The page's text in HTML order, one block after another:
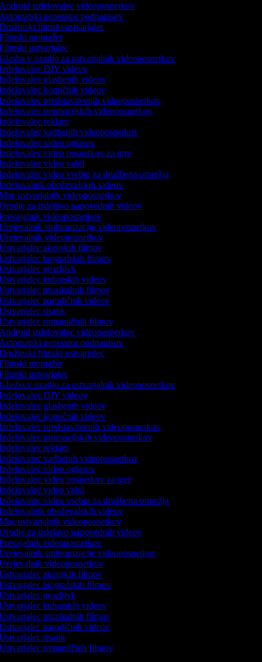
izdelovalec videoposnetkov
generator podnapisov
filmski ustvarjalec
montažer
ustvarjalec
v ozadju za ustvarjalnik videoposnetkov
DIY videov
glasbenih videov
komičnih videov
predstavitvenih videoposnetkov
promocijskih videoposnetkov
reklam
vadbenih videoposnetkov
video oglasov
video posnetkov za igre
video vabil
video vsebin za družbena omrežja
oboževalskih videov
ustvarjalnik videoposnetkov
za izdelavo napovednih videov
videoposnetkov
sinhronizacije videoposnetkov
videoposnetkov
akcijskih filmov
biografskih filmov
grozljivk
kuharskih videov
muzikalnih filmov
parodičnih videov
risank
romantičnih filmov
izdelovalec videoposnetkov
generator podnapisov
filmski ustvarjalec
montažer
ustvarjalec
v ozadju za ustvarjalnik videoposnetkov
DIY videov
glasbenih videov
komičnih videov
predstavitvenih videoposnetkov
promocijskih videoposnetkov
reklam
vadbenih videoposnetkov
video oglasov
video posnetkov za igre
video vabil
video vsebin za družbena omrežja
oboževalskih videov
ustvarjalnik videoposnetkov
za izdelavo napovednih videov
videoposnetkov
sinhronizacije videoposnetkov
videoposnetkov
akcijskih filmov
biografskih filmov
grozljivk
kuharskih videov
muzikalnih filmov
parodičnih videov
risank
romantičnih filmov